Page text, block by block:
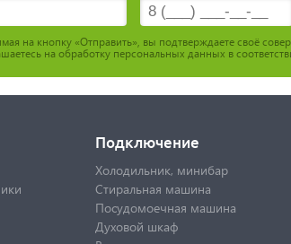
на кнопку «Отправить», вы подтверждаете своё
на обработку персональных данных в
Подключение
Холодильник, минибар
Стиральная машина
Посудомоечная машина
Духовой шкаф